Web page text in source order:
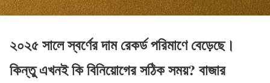
২০২৫ সালে স্বর্ণের দাম রেকর্ড পরিমাণে বেড়েছে।
কিন্তু এখনই কি বিনিয়োগের সঠিক সময়? বাজার